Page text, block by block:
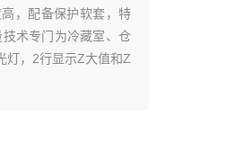
，配备保护软套，特
术专门为冷藏室、仓
灯，2行显示Z大值和Z